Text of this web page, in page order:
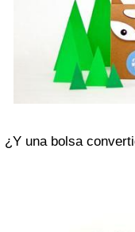
¿Y una bolsa